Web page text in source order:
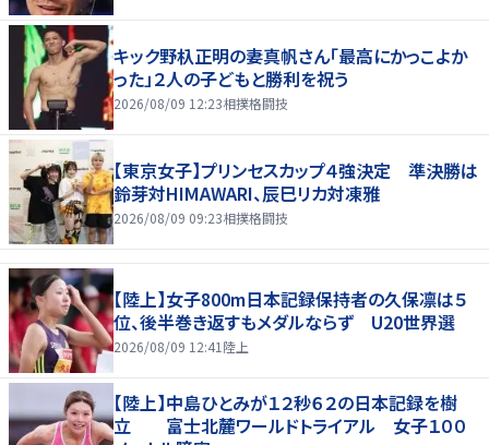
キック野杁正明の妻真帆さん「最高にかっこよか
った」２人の子どもと勝利を祝う
2026/08/09 12:23相撲格闘技
【東京女子】プリンセスカップ４強決定 準決勝は
鈴芽対HIMAWARI、辰巳リカ対凍雅
2026/08/09 09:23相撲格闘技
【陸上】女子800m日本記録保持者の久保凛は５
位、後半巻き返すもメダルならず U20世界選
2026/08/09 12:41 陸上
【陸上】中島ひとみが１２秒６２の日本記録を樹
立 富士北麓ワールドトライアル 女子１００